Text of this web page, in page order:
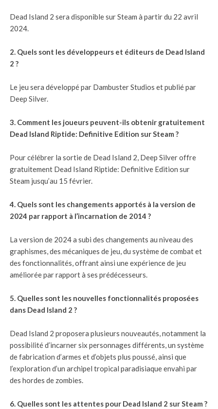
Dead Island 2 sera disponible sur Steam à partir du 22 avril
2024.
2. Quels sont les développeurs et éditeurs de Dead Island
2 ?
Le jeu sera développé par Dambuster Studios et publié par
Deep Silver.
3. Comment les joueurs peuvent-ils obtenir gratuitement
Dead Island Riptide: Definitive Edition sur Steam ?
Pour célébrer la sortie de Dead Island 2, Deep Silver offre
gratuitement Dead Island Riptide: Definitive Edition sur
Steam jusqu’au 15 février.
4. Quels sont les changements apportés à la version de
2024 par rapport à l’incarnation de 2014 ?
La version de 2024 a subi des changements au niveau des
graphismes, des mécaniques de jeu, du système de combat et
des fonctionnalités, offrant ainsi une expérience de jeu
améliorée par rapport à ses prédécesseurs.
5. Quelles sont les nouvelles fonctionnalités proposées
dans Dead Island 2 ?
Dead Island 2 proposera plusieurs nouveautés, notamment la
possibilité d’incarner six personnages différents, un système
de fabrication d’armes et d’objets plus poussé, ainsi que
l’exploration d’un archipel tropical paradisiaque envahi par
des hordes de zombies.
6. Quelles sont les attentes pour Dead Island 2 sur Steam ?